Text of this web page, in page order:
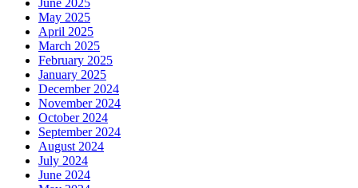
June 2025
May 2025
April 2025
March 2025
February 2025
January 2025
December 2024
November 2024
October 2024
September 2024
August 2024
July 2024
June 2024